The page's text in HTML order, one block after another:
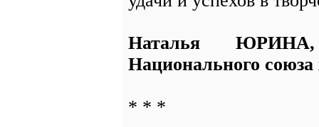
Наталья
Национального
* * *